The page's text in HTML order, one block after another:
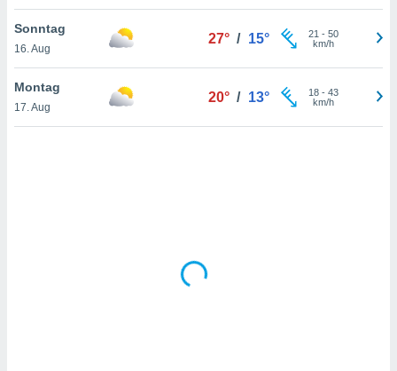
Sonntag
16. Aug
27° / 15° 21 - 50
km/h
Montag
17. Aug
20° / 13° 18- 43
km/h